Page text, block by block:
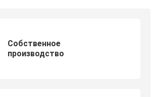
Собственное
производство